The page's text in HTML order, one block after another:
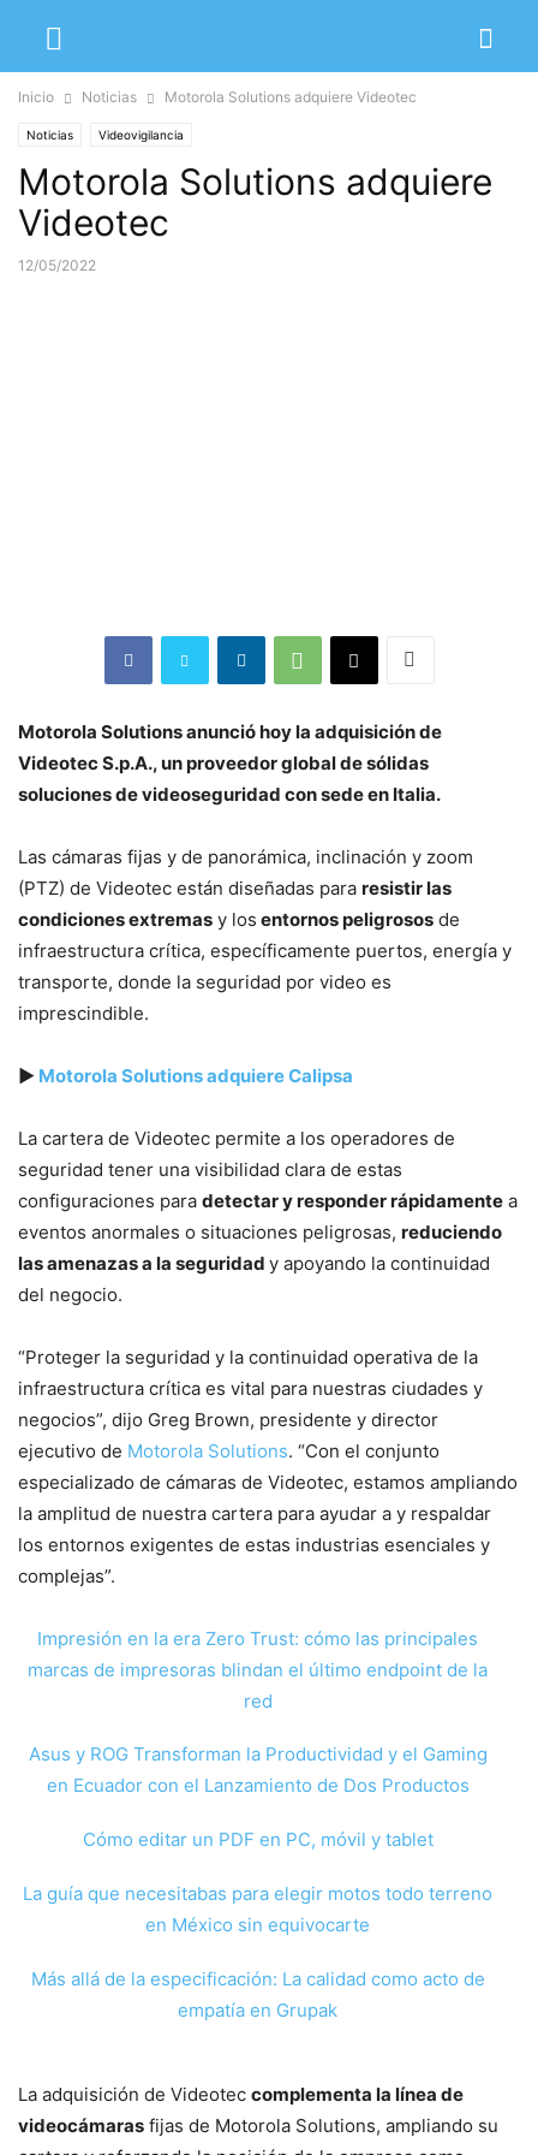
Inicio Noticias Motorola Solutions adquiere Videotec
Noticias Videovigilancia
Motorola Solutions adquiere
Videotec
12/05/2022
Motorola Solutions anunció hoy la adquisición de
Videotec S.p.A., un proveedor global de sólidas
soluciones de videoseguridad con sede en Italia.
Las cámaras fijas y de panorámica, inclinación y zoom
(PTZ) de Videotec están diseñadas para resistir las
condiciones extremas y los entornos peligrosos de
infraestructura crítica, específicamente puertos, energía y
transporte, donde la seguridad por video es
imprescindible.
▶ Motorola Solutions adquiere Calipsa
La cartera de Videotec permite a los operadores de
seguridad tener una visibilidad clara de estas
configuraciones para detectar y responder rápidamente a
eventos anormales o situaciones peligrosas, reduciendo
las amenazas a la seguridad y apoyando la continuidad
del negocio.
“Proteger la seguridad y la continuidad operativa de la
infraestructura crítica es vital para nuestras ciudades y
negocios”, dijo Greg Brown, presidente y director
ejecutivo de Motorola Solutions. “Con el conjunto
especializado de cámaras de Videotec, estamos ampliando
la amplitud de nuestra cartera para ayudar a y respaldar
los entornos exigentes de estas industrias esenciales y
complejas”.
Impresión en la era Zero Trust: cómo las principales
marcas de impresoras blindan el último endpoint de la
red
Asus y ROG Transforman la Productividad y el Gaming
en Ecuador con el Lanzamiento de Dos Productos
Cómo editar un PDF en PC, móvil y tablet
La guía que necesitabas para elegir motos todo terreno
en México sin equivocarte
Más allá de la especificación: La calidad como acto de
empatía en Grupak
La adquisición de Videotec complementa la línea de
videocámaras fijas de Motorola Solutions, ampliando su